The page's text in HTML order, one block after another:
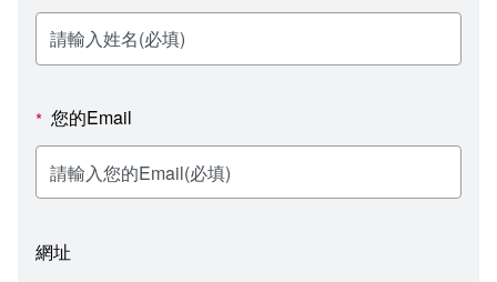
新聞媒體專區
校園行事曆
報名系統
線上報名查詢
影音資訊
學習指導中心
輔導處
研發處
秘書處出納組
大眾傳播學系
外國語文學系
文化藝術學系
健康管理與促進學系
校務系統
課程大綱
網路選課
校園行事曆
校內系統
資訊服務線上報修系統
消耗品申請
教室‧會議室預約系統
問卷調查
法令規章
政府公開資訊
* 您的Email
網址